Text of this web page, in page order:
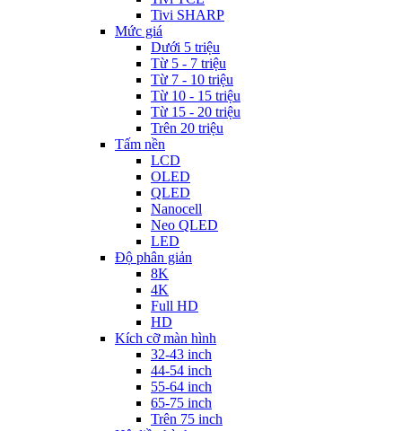
Tivi SHARP
Mức giá
Dưới 5 triệu
Từ 5 - 7 triệu
Từ 7 - 10 triệu
Từ 10 - 15 triệu
Từ 15 - 20 triệu
Trên 20 triệu
Tấm nền
LCD
OLED
QLED
Nanocell
Neo QLED
LED
Độ phân giản
8K
4K
Full HD
HD
Kích cỡ màn hình
32-43 inch
44-54 inch
55-64 inch
65-75 inch
Trên 75 inch